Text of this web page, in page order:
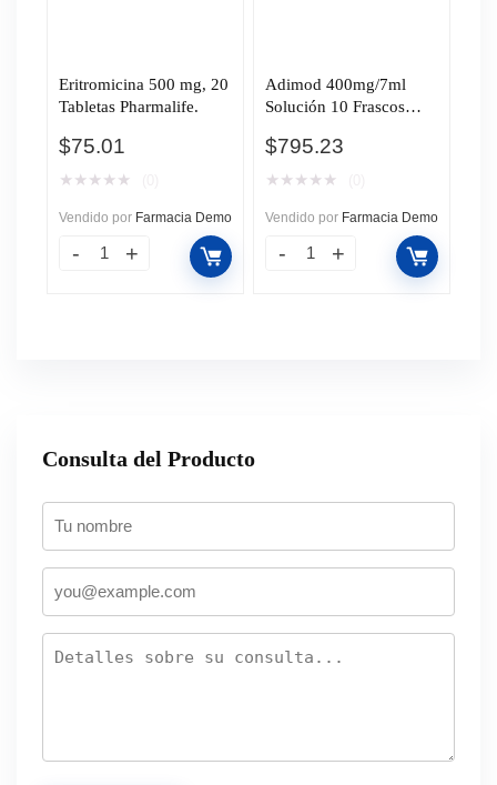
Eritromicina 500 mg, 20
Tabletas Pharmalife.
$75.01
★ ★ ★ ★ ★
Vendido por Farmacia Demo
Adimod 400mg/7ml
Solución 10 Frascos
$795.23
★ ★ ★ ★ ★
Vendido por Farmacia Demo
Consulta del Producto